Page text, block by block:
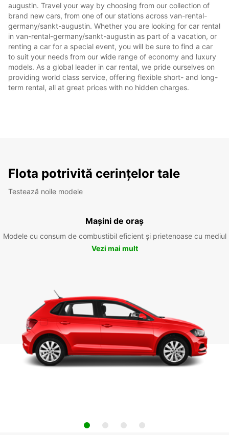
augustin. Travel your way by choosing from our collection of
brand new cars, from one of our stations across van-rental-
germany/sankt-augustin. Whether you are looking for car rental
in van-rental-germany/sankt-augustin as part of a vacation, or
renting a car for a special event, you will be sure to find a car
to suit your needs from our wide range of economy and luxury
models. As a global leader in car rental, we pride ourselves on
providing world class service, offering flexible short- and long-
term rental, all at great prices with no hidden charges.
Flota potrivită cerințelor tale
Testează noile modele
Mașini de oraș
Modele cu consum de combustibil eficient și prietenoase cu mediul
Vezi mai mult